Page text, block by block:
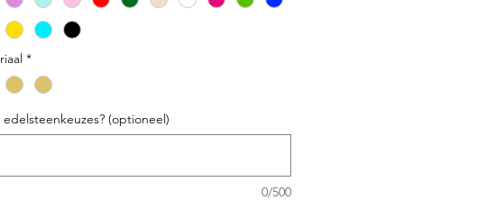
*
edelsteenkeuzes? (optioneel)
0/500